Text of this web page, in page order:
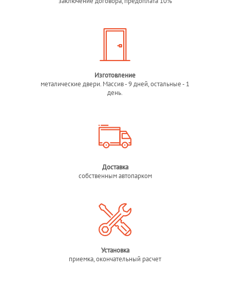
Изготовление
металические двери. Массив - 9 дней, остальные - 1
день.
Доставка
собственным автопарком
Установка
приемка, окончательный расчет